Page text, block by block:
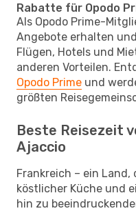
Rabatte für Opodo
Als Opodo Prime-
Angebote erhalten
Flügen, Hotels und
anderen Vorteilen.
Opodo Prime und
größten
Beste Reisezeit
Ajaccio
Frankreich – ein
köstlicher Küche und
hin zu